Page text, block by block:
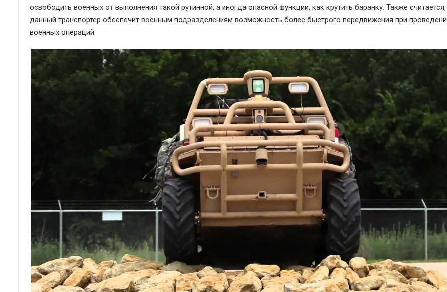
освободить военных от выполнения такой рутинной, а иногда опасной функции, как крутить баранку. Также
данный транспортер обеспечит военным подразделениям возможность более быстрого передвижения при
военных операций.